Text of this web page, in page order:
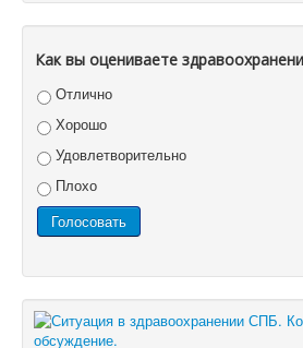
Как вы оцениваете
Отлично
Хорошо
Удовлетворительно
Плохо